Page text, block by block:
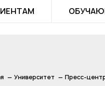
Университет Пресс-